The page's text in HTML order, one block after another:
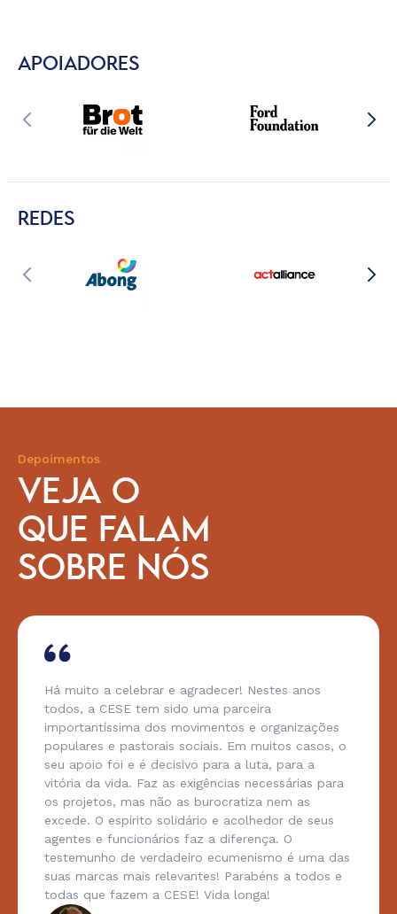
APOIADORES
REDES
Depoimentos
VEJA O
QUE FALAM
SOBRE NÓS
Há muito a celebrar e agradecer! Nestes anos
todos, a CESE tem sido uma parceira
importantíssima dos movimentos e organizações
populares e pastorais sociais. Em muitos casos, o
seu apoio foi e é decisivo para a luta, para a
vitória da vida. Faz as exigências necessárias para
os projetos, mas não as burocratiza nem as
excede. O espírito solidário e acolhedor de seus
agentes e funcionários faz a diferença. O
testemunho de verdadeiro ecumenismo é uma das
suas marcas mais relevantes! Parabéns a todos e
todas que fazem a CESE! Vida longa!